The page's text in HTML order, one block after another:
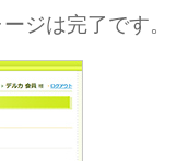
ジは完了です。